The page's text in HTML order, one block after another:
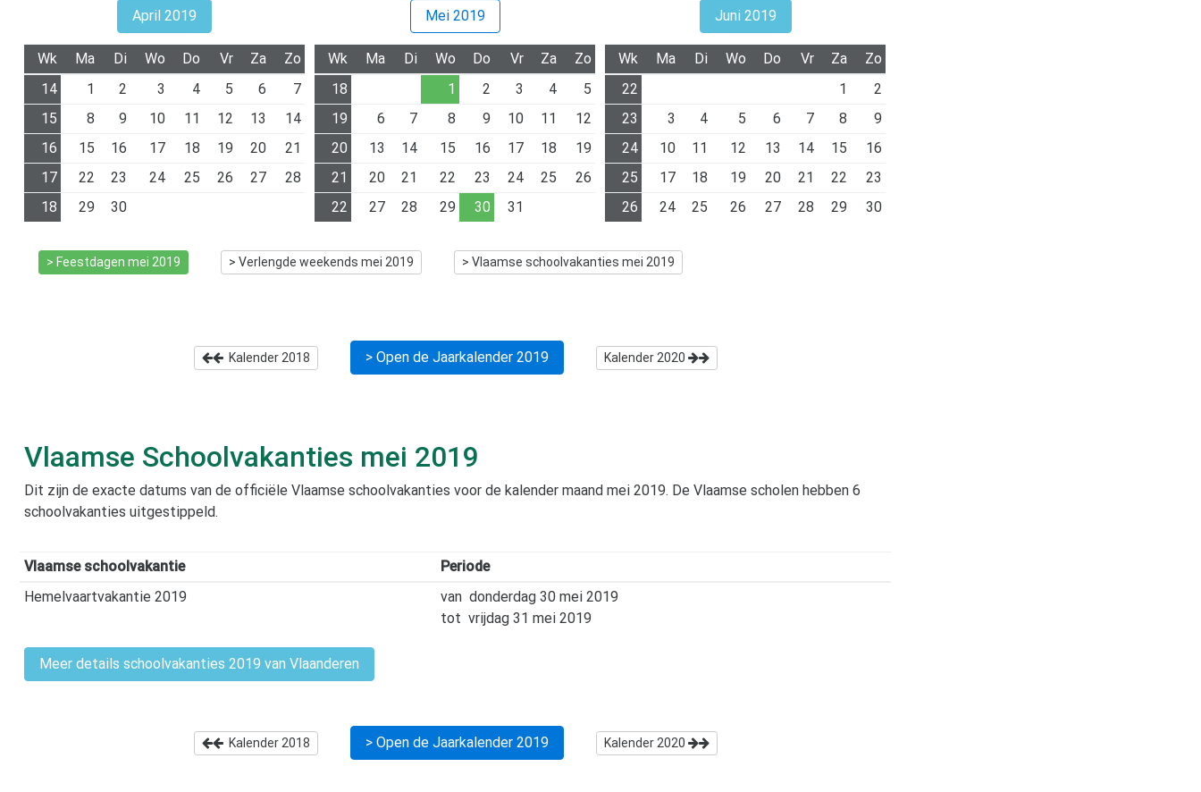
April 2019
Wk Ma Di Wo Do Vr Za
Zo
14
1 2 3 4 5 6
7
15
8 9 10 11 12 13
14
16
15 16 17 18 19 20
21
17
22 23 24 25 26 27
28
18
29 30
Mei 2019
Wk Ma Di Wo Do Vr Za
Zo
18
1 2 3 4
5
19
6 7 8 9 10 11
12
20
13 14 15 16 17 18
19
21
20 21 22 23 24 25
26
22
27 28 29 30 31
Juni 2019
Wk Ma Di Wo Do Vr Za
Zo
22
1
2
23
3 4 5 6 7 8
9
24
10 11 12 13 14 15
16
25
17 18 19 20 21 22
23
26
24 25 26 27 28 29 30
> Feestdagen mei 2019 > Verlengde weekends mei 2019 > Vlaamse schoolvakanties mei 2019
Kalender 2018 > Open de Jaarkalender 2019 Kalender 2020
Vlaamse Schoolvakanties mei 2019
Dit zijn de exacte datums van de officiële Vlaamse schoolvakanties voor de kalender maand mei 2019. De Vlaamse scholen hebben 6
schoolvakanties uitgestippeld.
Vlaamse schoolvakantie
Periode
Hemelvaartvakantie 2019
van donderdag 30 mei 2019
tot vrijdag 31 mei 2019
Meer details schoolvakanties 2019 van Vlaanderen
Kalender 2018 > Open de Jaarkalender 2019 Kalender 2020